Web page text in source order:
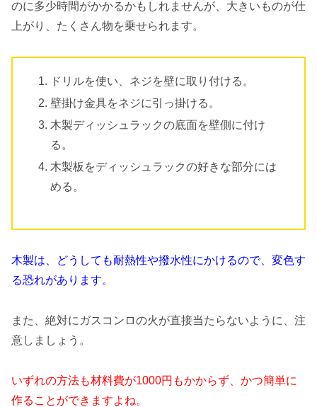
のに多少時間がかかるかもしれませんが、大きいものが仕
上がり、たくさん物を乗せられます。
ドリルを使い、ネジを壁に取り付ける。
壁掛け金具をネジに引っ掛ける。
木製ディッシュラックの底面を壁側に付け
る。
木製板をディッシュラックの好きな部分には
める。
木製は、どうしても耐熱性や撥水性にかけるので、変色す
る恐れがあります。
また、絶対にガスコンロの火が直接当たらないように、注
意しましょう。
いずれの方法も材料費が1000円もかからず、かつ簡単に
作ることができますよね。